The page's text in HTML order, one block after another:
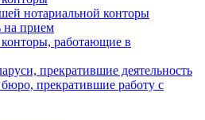
нотариальной конторы
на прием
работающие в
прекратившие деятельность
прекратившие работу с